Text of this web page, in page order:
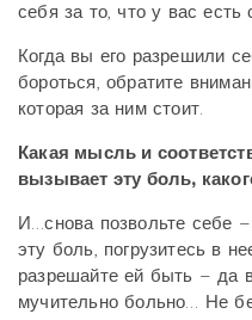
себя за то, что у вас есть
Когда вы его разрешили
бороться, обратите
которая за ним стоит.
Какая мысль и
вызывает эту боль,
И…снова позвольте себе
эту боль, погрузитесь в
разрешайте ей быть – да
мучительно больно… Не